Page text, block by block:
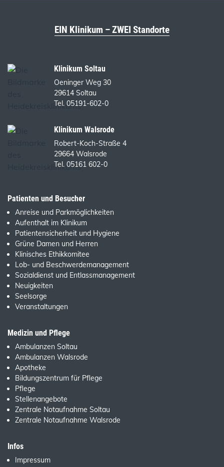
EIN Klinikum – ZWEI Standorte
Klinikum Soltau
Oeninger Weg 30
29614 Soltau
Tel. 05191-602-0
Klinikum Walsrode
Robert-Koch-Straße 4
29664 Walsrode
Tel. 05161 602-0
Patienten und Besucher
Anreise und Parkmöglichkeiten
Aufenthalt im Klinikum
Patientensicherheit und Hygiene
Grüne Damen und Herren
Klinisches Ethikkomitee
Lob- und Beschwerdemanagement
Sozialdienst und Entlassmanagement
Neuigkeiten
Seelsorge
Veranstaltungen
Medizin und Pflege
Ambulanzen Soltau
Ambulanzen Walsrode
Apotheke
Bildungszentrum für Pflege
Pflege
Stellenangebote
Zentrale Notaufnahme Soltau
Zentrale Notaufnahme Walsrode
Infos
Impressum